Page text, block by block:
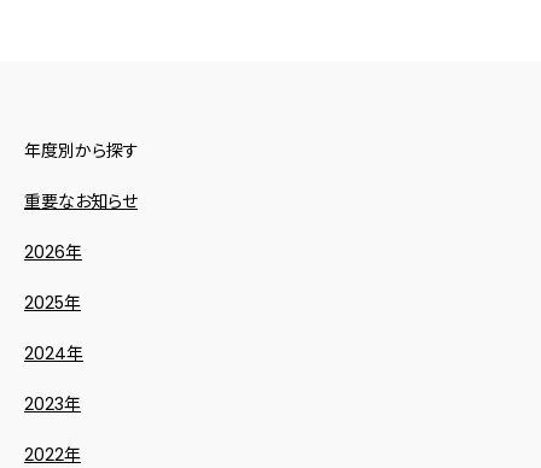
年度別から探す
重要なお知らせ
2026年
2025年
2024年
2023年
2022年